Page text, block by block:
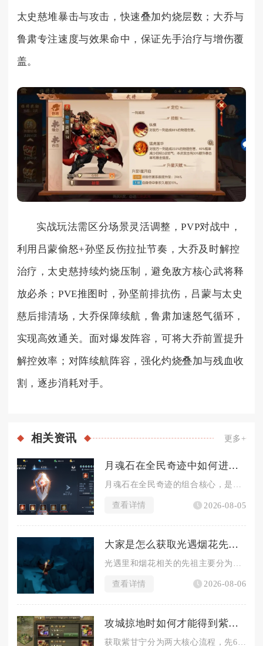
太史慈堆暴击与攻击，快速叠加灼烧层数；大乔与
鲁肃专注速度与效果命中，保证先手治疗与增伤覆
盖。
实战玩法需区分场景灵活调整，PVP对战中，
利用吕蒙偷怒+孙坚反伤拉扯节奏，大乔及时解控
治疗，太史慈持续灼烧压制，避免敌方核心武将释
放必杀；PVE推图时，孙坚前排抗伤，吕蒙与太史
慈后排清场，大乔保障续航，鲁肃加速怒气循环，
实现高效通关。面对爆发阵容，可将大乔前置提升
解控效率；对阵续航阵容，强化灼烧叠加与残血收
割，逐步消耗对手。
相关资讯 更多+
月魂石在全民奇迹中如何进行组合
月魂石在全民奇迹的组合核心，是以月魂阵的镶嵌规则为基础，区分...
查看详情 2026-08-05
大家是怎么获取光遇烟花先祖的
查看详情 2026-08-06
攻城掠地时如何才能得到紫甘宁